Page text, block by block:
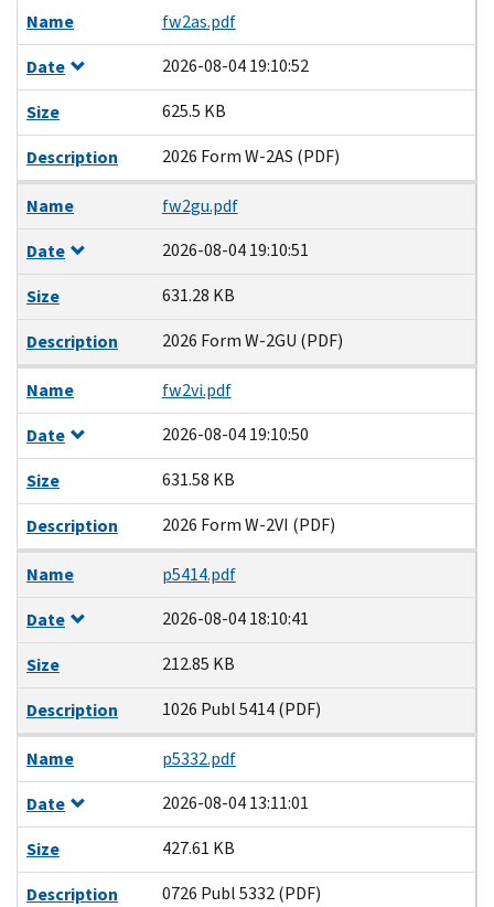
Name
fw2as.pdf
Date
2026-08-04 19:10:52
Size
625.5 KB
Description
2026 Form W-2AS (PDF)
Name
fw2gu.pdf
Date
2026-08-04 19:10:51
Size
631.28 KB
Description
2026 Form W-2GU (PDF)
Name
fw2vi.pdf
Date
2026-08-04 19:10:50
Size
631.58 KB
Description
2026 Form W-2VI (PDF)
Name
p5414.pdf
Date
2026-08-04 18:10:41
Size
212.85 KB
Description
1026 Publ 5414 (PDF)
Name
p5332.pdf
Date
2026-08-04 13:11:01
Size
427.61 KB
Description
0726 Publ 5332 (PDF)